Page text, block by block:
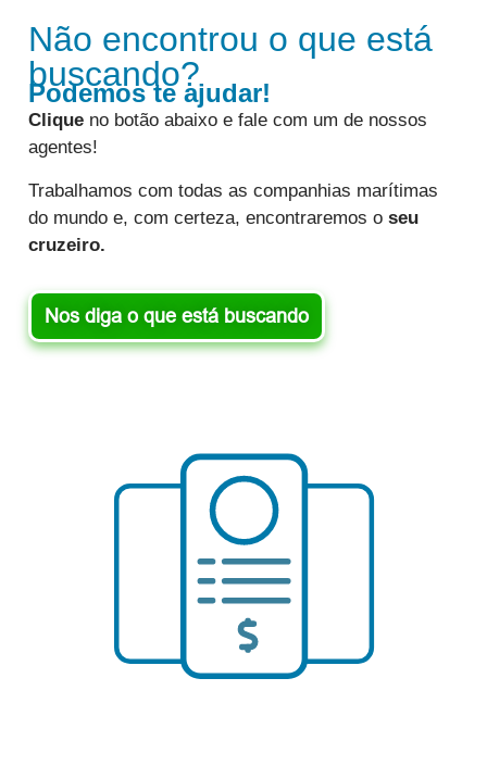
Não encontrou o que está
buscando?
Podemos te ajudar!
Clique no botão abaixo e fale com um de nossos
agentes!
Trabalhamos com todas as companhias marítimas
do mundo e, com certeza, encontraremos o seu
cruzeiro.
Nos diga o que está buscando